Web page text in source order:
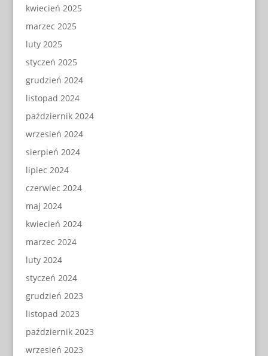
kwiecień 2025
marzec 2025
luty 2025
styczeń 2025
grudzień 2024
listopad 2024
październik 2024
wrzesień 2024
sierpień 2024
lipiec 2024
czerwiec 2024
maj 2024
kwiecień 2024
marzec 2024
luty 2024
styczeń 2024
grudzień 2023
listopad 2023
październik 2023
wrzesień 2023